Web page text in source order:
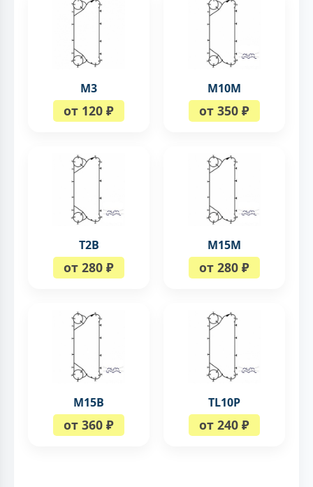
М3
от 120 ₽
M10M
от 350 ₽
T2B
от 280 ₽
М15М
от 280 ₽
М15В
от 360 ₽
TL10P
от 240 ₽